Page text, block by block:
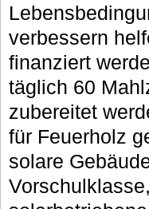
verbessern
finanziert
täglich 60
zubereitet
für Feuerholz
solare